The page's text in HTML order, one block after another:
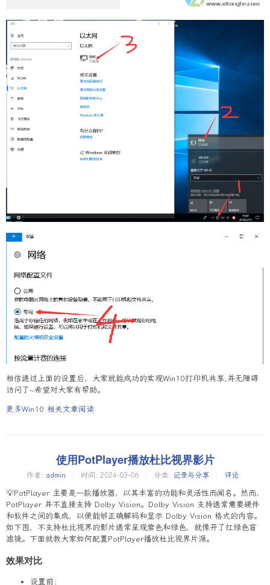
相信通过上面的设置后，大家就能成功的实现Win10打印机共享,并无障碍
访问了~希望对大家有帮助。
更多Win10 相关文章阅读
使用PotPlayer播放杜比视界影片
作者: admin 时间: 2024-03-06 分类: 记录与分享 评论
💡PotPlayer 主要是一款播放器，以其丰富的功能和灵活性而闻名。然而，
PotPlayer 并不直接支持 Dolby Vision。Dolby Vision 支持通常需要硬件
和软件之间的集成，以便能够正确解码和显示 Dolby Vision 格式的内容。
如下图，不支持杜比视界的影片通常呈现紫色和绿色，就像开了红绿色盲
滤镜。下面就教大家如何配置PotPlayer播放杜比视界片源。
效果对比
设置前：